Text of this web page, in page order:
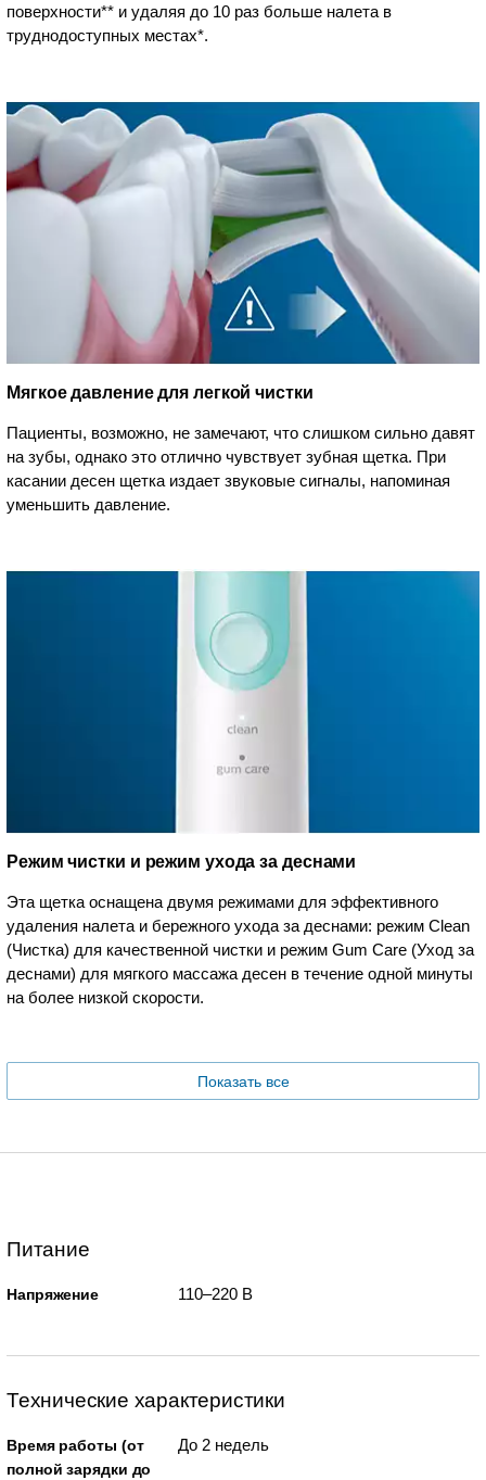
поверхности** и удаляя до 10 раз больше налета в
труднодоступных местах*.
Мягкое давление для легкой чистки
Пациенты, возможно, не замечают, что слишком сильно давят
на зубы, однако это отлично чувствует зубная щетка. При
касании десен щетка издает звуковые сигналы, напоминая
уменьшить давление.
Режим чистки и режим ухода за деснами
Эта щетка оснащена двумя режимами для эффективного
удаления налета и бережного ухода за деснами: режим Clean
(Чистка) для качественной чистки и режим Gum Care (Уход за
деснами) для мягкого массажа десен в течение одной минуты
на более низкой скорости.
Показать все
Питание
Напряжение 110–220 В
Технические характеристики
Время работы (от
полной зарядки до
До 2 недель